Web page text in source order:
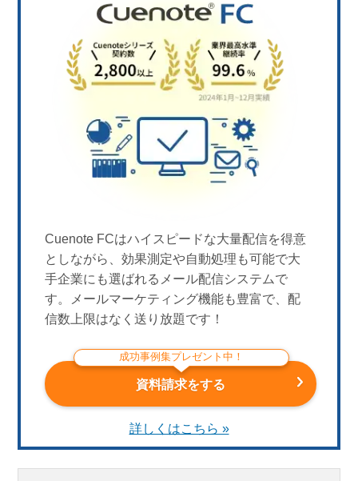
Cuenote FCはハイスピードな大量配信を得意
としながら、効果測定や自動処理も可能で大
手企業にも選ばれるメール配信システムで
す。メールマーケティング機能も豊富で、配
信数上限はなく送り放題です！
成功事例集プレゼント中！
資料請求をする
詳しくはこちら »